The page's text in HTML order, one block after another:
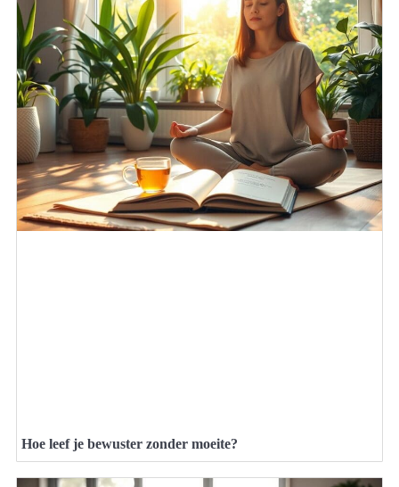
Hoe leef je bewuster zonder moeite?